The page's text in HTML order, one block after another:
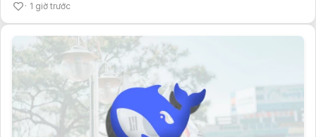
1 giờ trước